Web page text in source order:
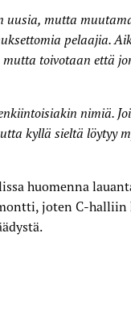
uusia, mutta
pelaajia.
toivotaan että
nimiä.
kyllä sieltä löytyy
huomenna
joten C-halliin